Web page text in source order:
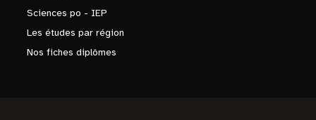
Sciences po - IEP
Les études par région
Nos fiches diplômes